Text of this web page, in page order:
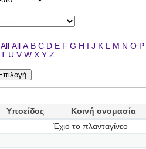
All All A B C D E F G H I J K L M N O P
T U V W X Y Z
Υποείδος
Κοινή ονομασία
Έχιο το πλανταγίνεο